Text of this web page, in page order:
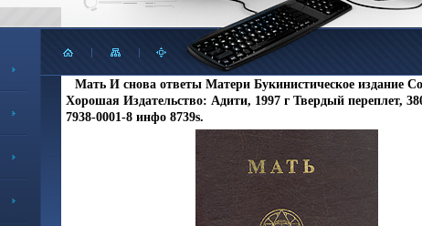
Мать И снова ответы Матери Букинистическое издание
Хорошая Издательство: Адити, 1997 г Твердый переплет,
7938-0001-8 инфо 8739s.